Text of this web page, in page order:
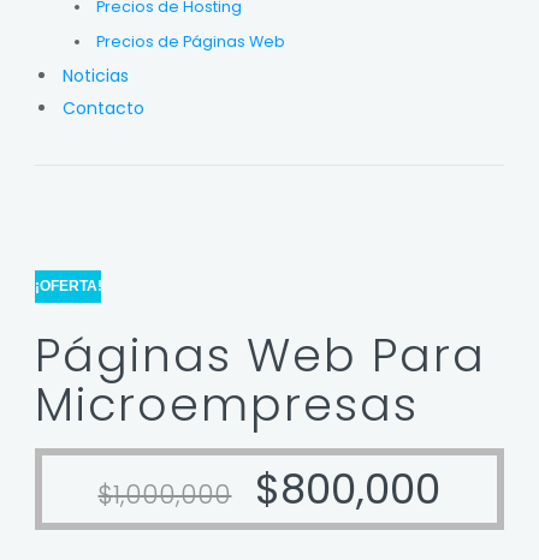
Precios de Hosting
Precios de Páginas Web
Noticias
Contacto
¡OFERTA!
Páginas Web Para
Microempresas
$1,000,000 $800,000